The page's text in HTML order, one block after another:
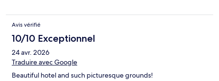
Avis vérifié
10/10 Exceptionnel
24 avr. 2026
Traduire avec Google
Beautiful hotel and such picturesque grounds!